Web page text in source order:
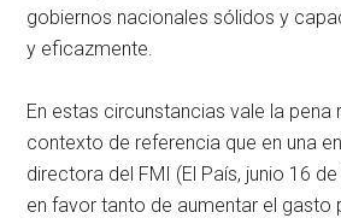
gobiernos nacionales sólidos y
y eficazmente.
En estas circunstancias vale la
contexto de referencia que en una
directora del FMI (El País, junio 16
en favor tanto de aumentar el gasto